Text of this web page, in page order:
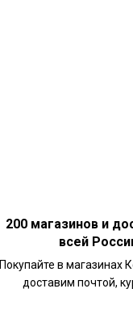
200 магазинов и
всей
Покупайте в магазинах
доставим почтой,